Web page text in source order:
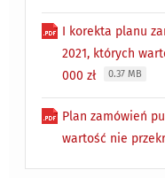
I korekta planu
2021, których
000 zł
0.37 MB
Plan zamówień
wartość nie